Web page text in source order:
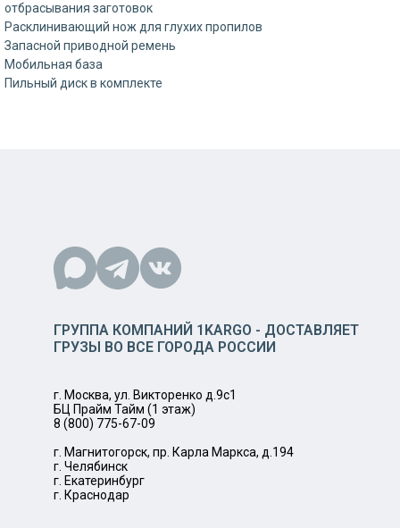
отбрасывания заготовок
Расклинивающий нож для глухих пропилов
Запасной приводной ремень
Мобильная база
Пильный диск в комплекте
ГРУППА КОМПАНИЙ 1KARGO - ДОСТАВЛЯЕТ
ГРУЗЫ ВО ВСЕ ГОРОДА РОССИИ
г. Москва, ул. Викторенко д.9с1
БЦ Прайм Тайм (1 этаж)
8 (800) 775-67-09
г. Магнитогорск, пр. Карла Маркса, д.194
г. Челябинск
г. Екатеринбург
г. Краснодар